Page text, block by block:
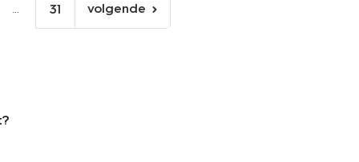
... 31
volgende
pagina
volgende